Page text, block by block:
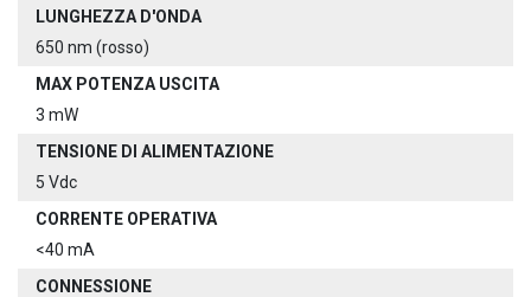
LUNGHEZZA D'ONDA
650 nm (rosso)
MAX POTENZA USCITA
3 mW
TENSIONE DI ALIMENTAZIONE
5 Vdc
CORRENTE OPERATIVA
<40 mA
CONNESSIONE